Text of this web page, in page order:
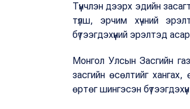
Түүнчлэн дээрх эдийн
түлш, эрчим хүчний
бүтээгдэхүүний эрэлтэд
Монгол Улсын Засгийн
засгийн өсөлтийг хангах,
өртөг шингэсэн